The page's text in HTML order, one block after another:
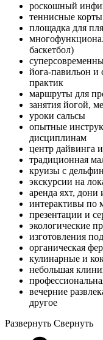
роскошный
теннисные корты
площадка для
баскетбол)
йога-павильон
практик
маршруты для
занятия йогой,
уроки сальсы
опытные
дисциплинам
центр дайвинга
традиционная
круизы с
экскурсии на
аренда яхт, дони
интерактивы по
презентации и
экологические
изготовления
органическая
кулинарные и
небольшая
вечерние
другое
Развернуть Свернуть